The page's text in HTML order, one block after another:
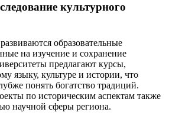
культурного
образовательные
на изучение и сохранение
предлагают курсы,
языку, культуре и истории, что
понять богатство традиций.
по историческим аспектам также
научной сферы региона.